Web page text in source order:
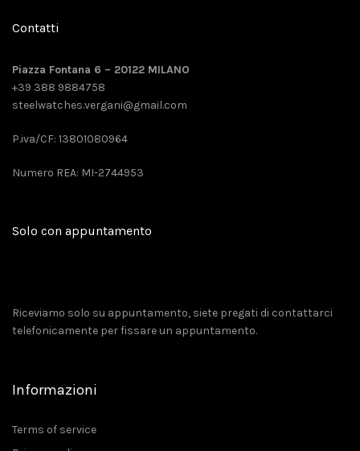
Contatti
Piazza Fontana 6 – 20122 MILANO
+39 388 9884758
steelwatches.vergani@gmail.com
P.iva/CF: 13801080964
Numero REA: MI-2744953
Solo con appuntamento
Riceviamo solo su appuntamento, siete pregati di contattarci
telefonicamente per fissare un appuntamento.
Informazioni
Terms of service